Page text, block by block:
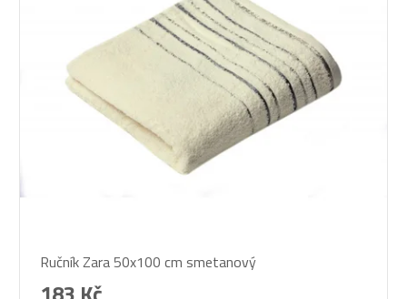
hodnocení
produktu
Ručník Zara 50x100 cm smetanový